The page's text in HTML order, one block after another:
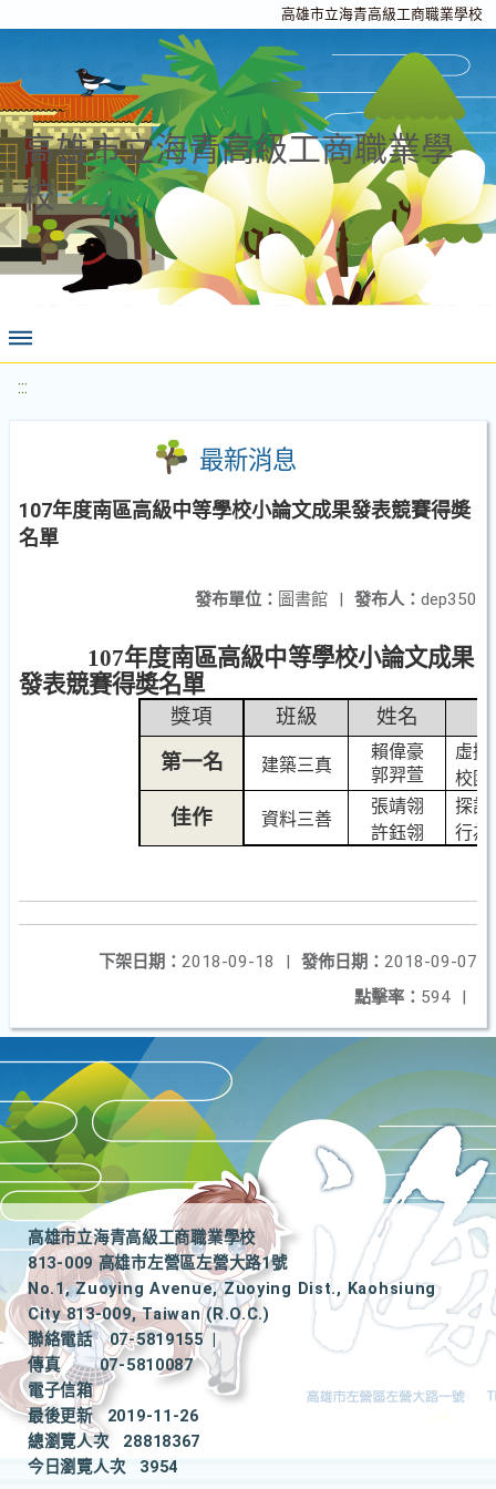
高雄市立海青高級工商職業學校
高雄市立海青高級工商職業學
校
:::
最新消息
107年度南區高級中等學校小論文成果發表競賽得奬
名單
發布人： dep350
發布單位： 圖書館 |
107年度南區高級中等學校小論文成果
發表競賽得奬名單
獎項 班級
姓名
第一名
建築三真
賴偉豪
郭羿萱
虛擬
校園
佳作 資料三善
張靖翎
許鈺翎
探討
行為
發佈日期： 2018-09-07
下架日期： 2018-09-18
|
點擊率： 594 |
高雄市立海青高級工商職業學校
813-009 高雄市左營區左營大路1號
No.1, Zuoying Avenue, Zuoying Dist., Kaohsiung
City 813-009, Taiwan (R.O.C.)
聯絡電話
07-5819155
|
傳真
07-5810087
電子信箱
最後更新
2019-11-26
總瀏覽人次
28818367
今日瀏覽人次
3954